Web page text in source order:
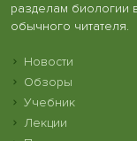
разделам биологии
обычного читателя.
Новости
Обзоры
Учебник
Лекции